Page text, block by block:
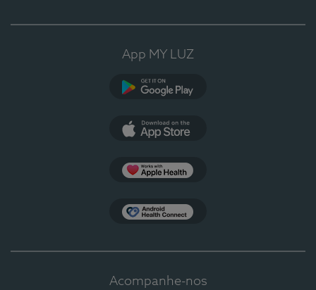
App MY LUZ
Acompanhe-nos